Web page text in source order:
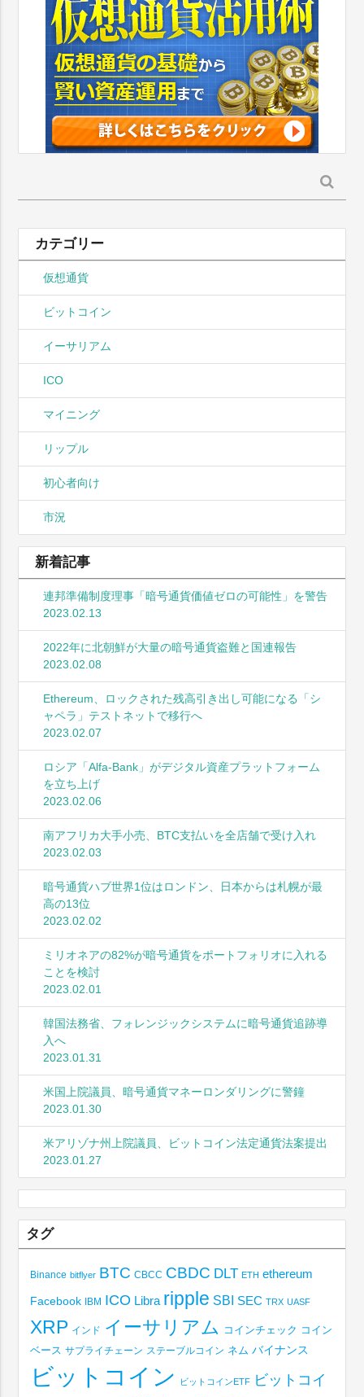
索:
カテゴリー
仮想通貨
ビットコイン
イーサリアム
ICO
マイニング
リップル
初心者向け
市況
新着記事
連邦準備制度理事「暗号通貨価値ゼロの可能性」を警告
2023.02.13
2022年に北朝鮮が大量の暗号通貨盗難と国連報告
2023.02.08
Ethereum、ロックされた残高引き出し可能になる「シ
ャペラ」テストネットで移行へ
2023.02.07
ロシア「Alfa-Bank」がデジタル資産プラットフォーム
を立ち上げ
2023.02.06
南アフリカ大手小売、BTC支払いを全店舗で受け入れ
2023.02.03
暗号通貨ハブ世界1位はロンドン、日本からは札幌が最
高の13位
2023.02.02
ミリオネアの82%が暗号通貨をポートフォリオに入れる
ことを検討
2023.02.01
韓国法務省、フォレンジックシステムに暗号通貨追跡導
入へ
2023.01.31
米国上院議員、暗号通貨マネーロンダリングに警鐘
2023.01.30
米アリゾナ州上院議員、ビットコイン法定通貨法案提出
2023.01.27
タグ
Binance bitflyer BTC CBCC CBDC DLT ETH ethereum
Facebook IBM ICO Libra ripple SBI SEC TRX UASF
XRP インド イーサリアム コインチェック コイン
ベース サプライチェーン ステーブルコイン ネム バイナンス
ビットコイン ビットコインETF ビットコイ